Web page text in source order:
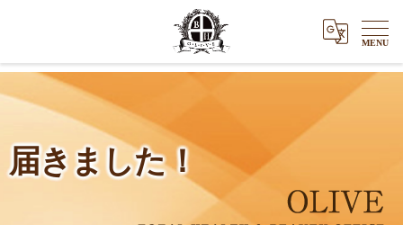
届きました！